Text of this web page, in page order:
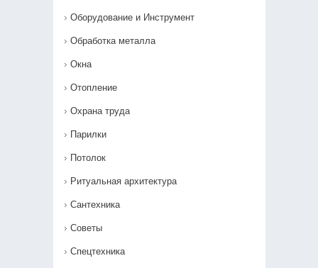
Оборудование и Инструмент
Обработка металла
Окна
Отопление
Охрана труда
Парилки
Потолок
Ритуальная архитектура
Сантехника
Советы
Спецтехника